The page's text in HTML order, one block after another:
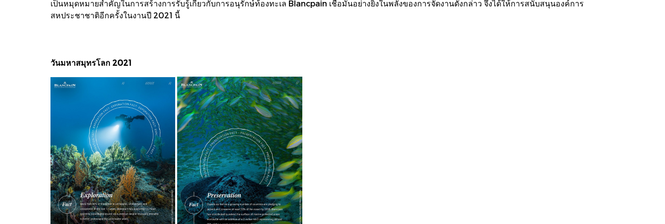
เป็นหมุดหมายสำคัญในการสร้างการรับรู้เกี่ยวกับการอนุรักษ์ท้องทะเล Blancpain เชื่อมั่นอย่างยิ่งในพลังของการจัดงานดังกล่าว จึงได้ให้การสนับสนุนองค์การ
สหประชาชาติอีกครั้งในงานปี 2021 นี้
วันมหาสมุทรโลก 2021